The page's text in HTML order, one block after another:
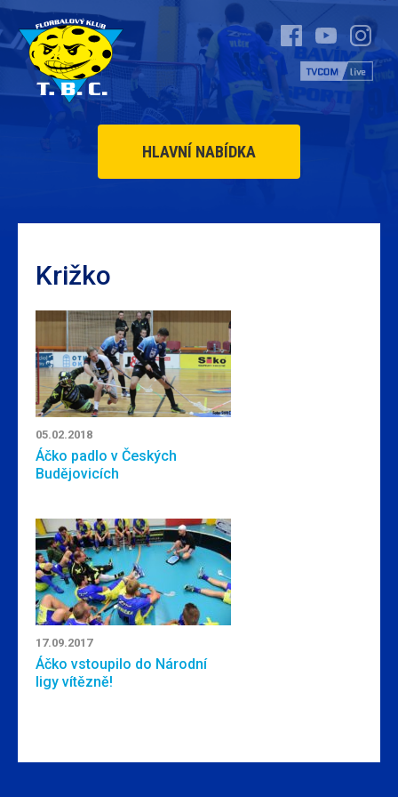
HLAVNÍ NABÍDKA
Križko
05.02.2018
Áčko padlo v Českých
Budějovicích
17.09.2017
Áčko vstoupilo do Národní
ligy vítězně!